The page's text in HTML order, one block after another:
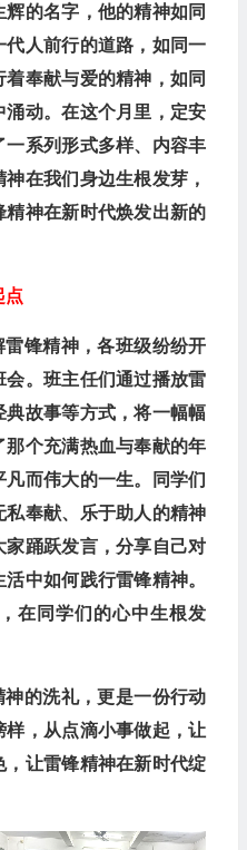
的名字，他的精神如同
人前行的道路，如同一
奉献与爱的精神，如同
动。在这个月里，定安
系列形式多样、内容丰
在我们身边生根发芽，
神在新时代焕发出新的
点
锋精神，各班级纷纷开
会。班主任们通过播放雷
故事等方式，将一幅幅
个充满热血与奉献的年
而伟大的一生。同学们
奉献、乐于助人的精神
踊跃发言，分享自己对
中如何践行雷锋精神。
在同学们的心中生根发
的洗礼，更是一份行动
，从点滴小事做起，让
让雷锋精神在新时代绽